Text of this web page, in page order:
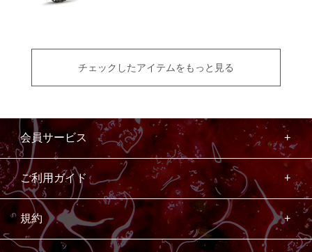
チェックしたアイテムをもっと見る
会員サービス
ご利用ガイド
規約